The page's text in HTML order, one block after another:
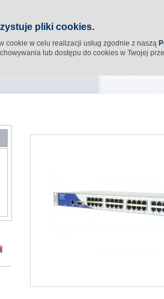
pliki cookies.
cookie w celu realizacji usług zgodnie z naszą
lub dostępu do cookies w Twojej